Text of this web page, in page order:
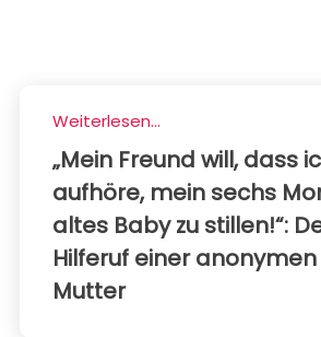
Weiterlesen...
„Mein Freund will, dass
aufhöre, mein sechs
altes Baby zu stillen!“:
Hilferuf einer anonymen
Mutter